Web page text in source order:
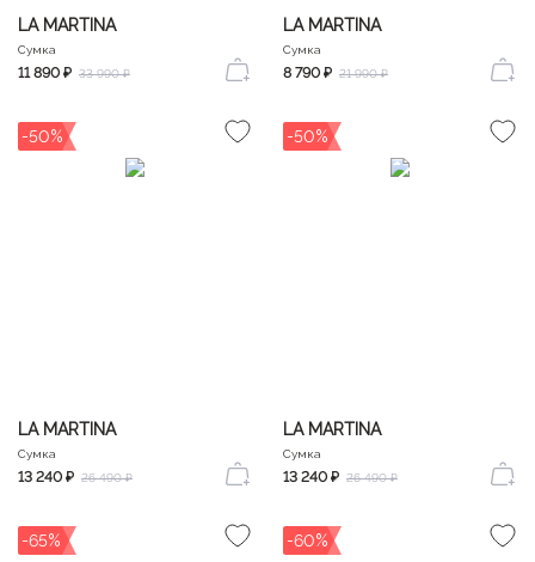
LA MARTINA
Сумка
11 890 ₽ 33 990 ₽
LA MARTINA
Сумка
8 790 ₽ 21 990 ₽
-50%
LA MARTINA
Сумка
13 240 ₽ 26 490 ₽
-50%
LA MARTINA
Сумка
13 240 ₽ 26 490 ₽
-65% -60%